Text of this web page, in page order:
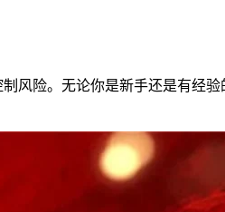
风险。无论你是新手还是有经